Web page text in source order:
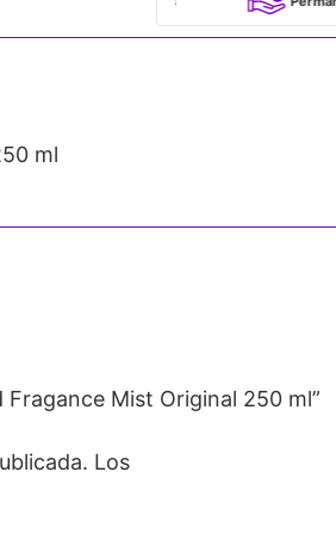
ml
Mist Original 250 ml”
Los